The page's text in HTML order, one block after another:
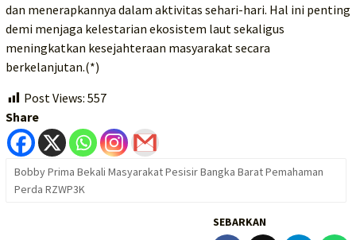
dan menerapkannya dalam aktivitas sehari-hari. Hal ini penting
demi menjaga kelestarian ekosistem laut sekaligus
meningkatkan kesejahteraan masyarakat secara
berkelanjutan.(*)
Post Views: 557
Share
Bobby Prima Bekali Masyarakat Pesisir Bangka Barat Pemahaman
Perda RZWP3K
SEBARKAN